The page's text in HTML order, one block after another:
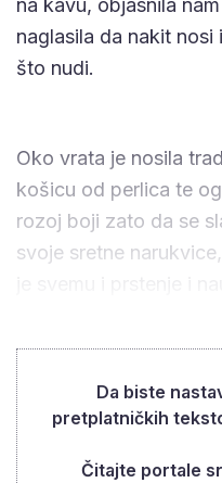
na kavu, objasnila
naglasila da nakit
što nudi.
Oko vrata je nosila
košicu od perlica te
rozoj boji zato da se
svoje sretne
Da biste
pretplatničkih
Čitajte portale